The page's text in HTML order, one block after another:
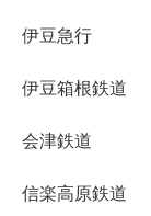
伊豆急行
伊豆箱根鉄道
会津鉄道
信楽高原鉄道